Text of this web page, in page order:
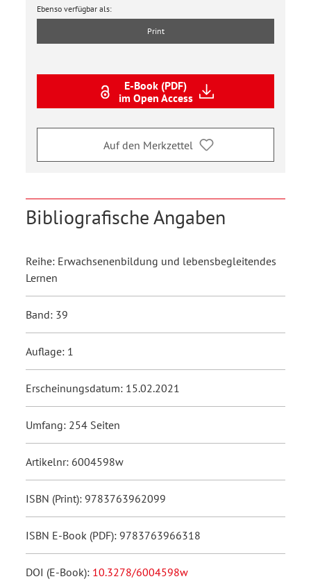
Ebenso verfügbar als:
Print
E-Book (PDF)
im Open Access
Auf den Merkzettel
Bibliografische Angaben
Reihe: Erwachsenenbildung und lebensbegleitendes
Lernen
Band: 39
Auflage: 1
Erscheinungsdatum: 15.02.2021
Umfang: 254 Seiten
Artikelnr: 6004598w
ISBN (Print): 9783763962099
ISBN E-Book (PDF): 9783763966318
DOI (E-Book): 10.3278/6004598w